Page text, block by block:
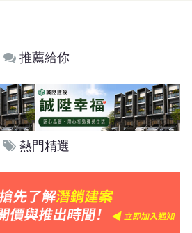
推薦給你
熱門精選